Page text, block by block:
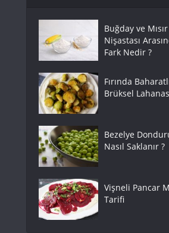
Buğday ve Mısır
Nişastası
Fark Nedir ?
Fırında
Brüksel
Bezelye
Nasıl Saklanır ?
Vişneli Pancar
Tarifi